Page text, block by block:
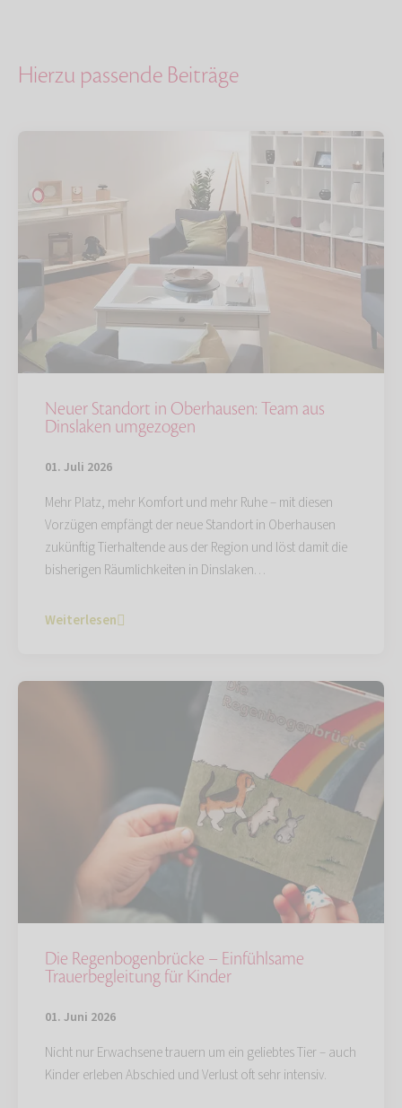
Hierzu passende Beiträge
Neuer Standort in Oberhausen: Team aus
Dinslaken umgezogen
01. Juli 2026
Mehr Platz, mehr Komfort und mehr Ruhe – mit diesen
Vorzügen empfängt der neue Standort in Oberhausen
zukünftig Tierhaltende aus der Region und löst damit die
bisherigen Räumlichkeiten in Dinslaken…
Weiterlesen
Die Regenbogenbrücke – Einfühlsame
Trauerbegleitung für Kinder
01. Juni 2026
Nicht nur Erwachsene trauern um ein geliebtes Tier – auch
Kinder erleben Abschied und Verlust oft sehr intensiv.